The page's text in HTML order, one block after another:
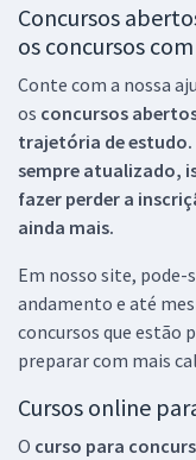
Concursos
os concursos
Conte com a nossa
os concursos
trajetória de
sempre atualizado,
fazer perder a
ainda mais.
Em nosso site, pode-
andamento e até
concursos que estão
preparar com mais
Cursos online
O curso para